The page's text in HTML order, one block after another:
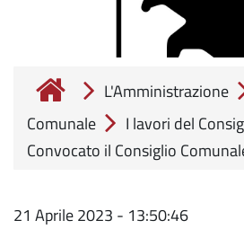
L'Amministrazione
Comunale
I lavori del
Convocato il Consiglio
21 Aprile 2023 - 13:50:46